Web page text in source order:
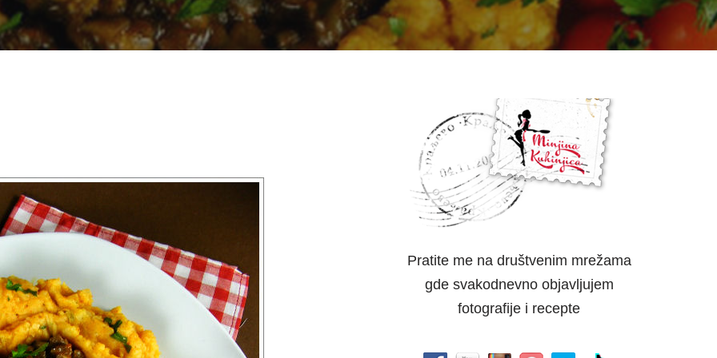
Pratite me na društvenim mrežama
gde svakodnevno objavljujem
fotografije i recepte